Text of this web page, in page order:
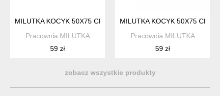
MILUTKA KOCYK 50X75 CM KOŁDERKA MINKY | BALETNICE
Pracownia MILUTKA
59 zł
MILUTKA KOCYK 50X75 CM
Pracownia MILUTKA
59 zł
zobacz wszystkie produkty